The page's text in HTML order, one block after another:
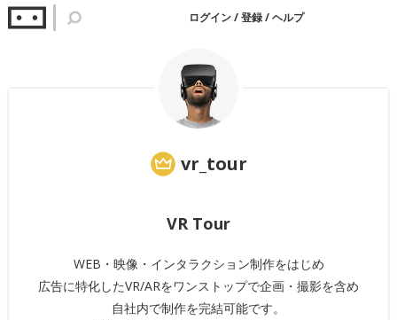
ログイン/登録/ヘルプ
vr_tour
VR Tour
WEB・映像・インタラクション制作をはじめ
広告に特化したVR/ARをワンストップで企画・撮影を含め
自社内で制作を完結可能です。